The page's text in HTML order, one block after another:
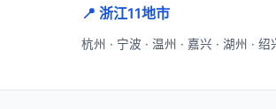
📍 浙江11地市
杭州 · 宁波 · 温州 · 嘉兴 · 湖州 · 绍